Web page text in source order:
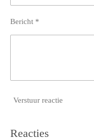
Bericht *
Verstuur reactie
Reacties